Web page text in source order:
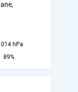
hPa
89%